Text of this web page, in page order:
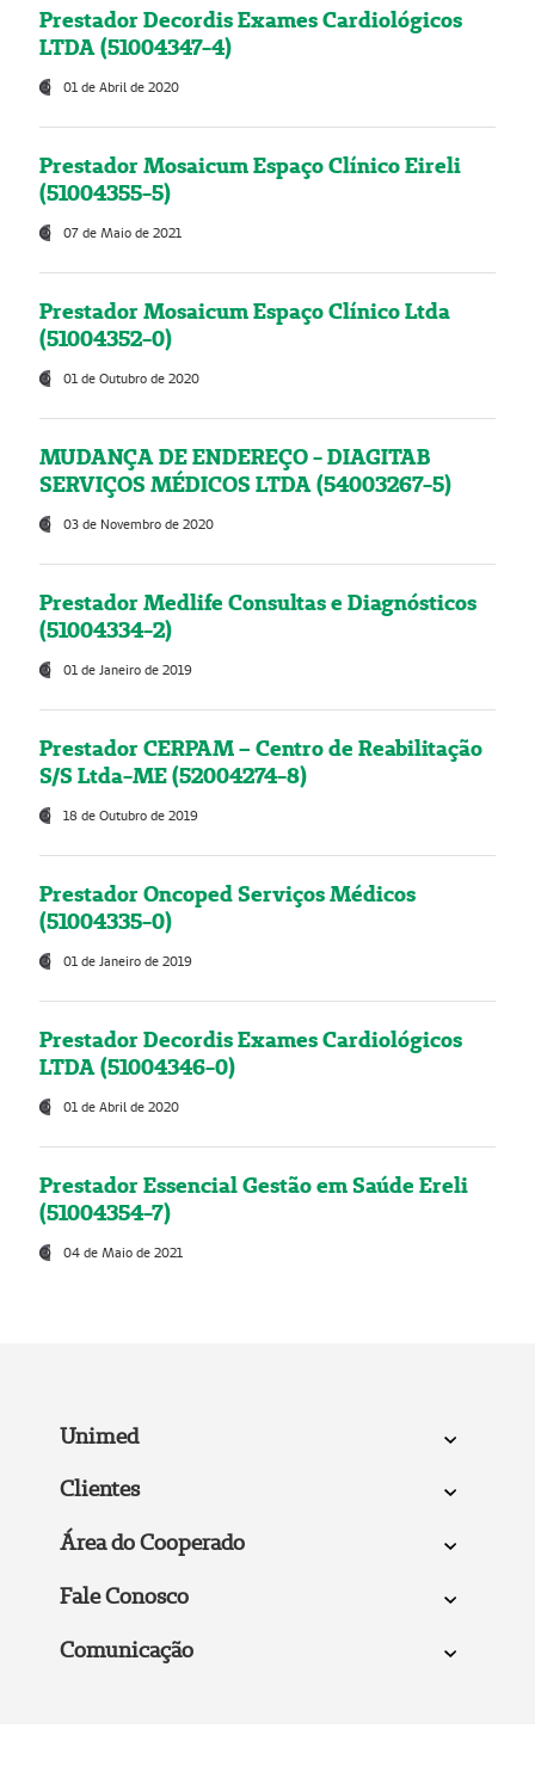
Prestador Decordis Exames Cardiológicos
LTDA (51004347-4)
01 de Abril de 2020
Prestador Mosaicum Espaço Clínico Eireli
(51004355-5)
07 de Maio de 2021
Prestador Mosaicum Espaço Clínico Ltda
(51004352-0)
01 de Outubro de 2020
MUDANÇA DE ENDEREÇO - DIAGITAB
SERVIÇOS MÉDICOS LTDA (54003267-5)
03 de Novembro de 2020
Prestador Medlife Consultas e Diagnósticos
(51004334-2)
01 de Janeiro de 2019
Prestador CERPAM – Centro de Reabilitação
S/S Ltda-ME (52004274-8)
18 de Outubro de 2019
Prestador Oncoped Serviços Médicos
(51004335-0)
01 de Janeiro de 2019
Prestador Decordis Exames Cardiológicos
LTDA (51004346-0)
01 de Abril de 2020
Prestador Essencial Gestão em Saúde Ereli
(51004354-7)
04 de Maio de 2021
Unimed
Clientes
Área do Cooperado
Fale Conosco
Comunicação